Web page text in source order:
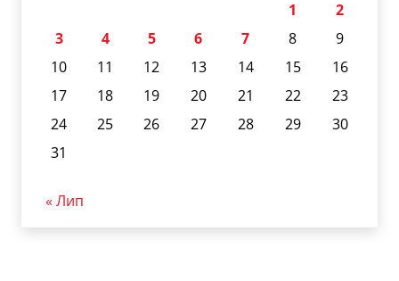
1
2
3
4 5 6 7 8
9
10
11 12 13 14 15
16
17
18 19 20 21 22
23
24
25 26 27 28 29
30
31
« Лип